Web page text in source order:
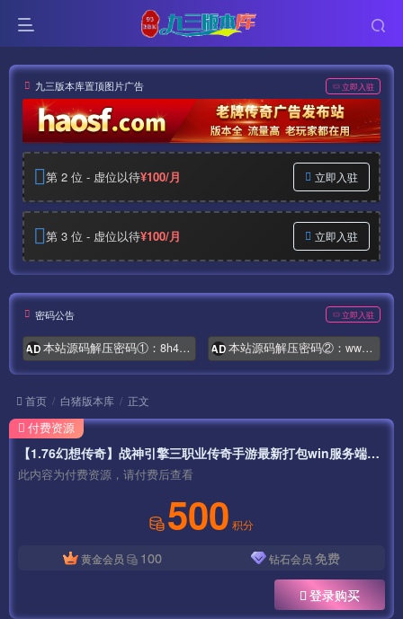
九三版本库置顶图片广告 立即入驻
第 2 位 - 虚位以待¥100/月 立即入驻
第 3 位 - 虚位以待¥100/月 立即入驻
密码公告 立即入驻
AD 本站源码解压密码①：8h4.com AD 本站源码解压密码②：www.syymw.com
首页 白猪版本库 正文
【1.76幻想传奇】战神引擎三职业传奇手游最新打包win服务端源码视频架设教程-安卓苹果IOS双端版本-GM后台工具！
此内容为付费资源，请付费后查看
500 积分
黄金会员 100 钻石会员 免费
登录购买
付费资源